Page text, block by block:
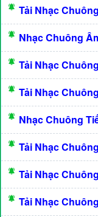
Tải Nhạc
Nhạc Chuông
Tải Nhạc
Tải Nhạc
Nhạc Chuông
Tải Nhạc
Tải Nhạc
Tải Nhạc